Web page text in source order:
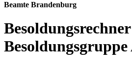
Beamte Brandenburg
Besoldungsgruppe